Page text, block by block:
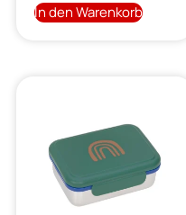
In den Warenkorb